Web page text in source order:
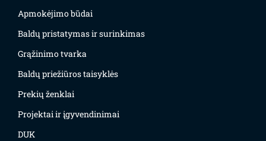
Apmokėjimo būdai
Baldų pristatymas ir surinkimas
Grąžinimo tvarka
Baldų priežiūros taisyklės
Prekių ženklai
Projektai ir įgyvendinimai
DUK